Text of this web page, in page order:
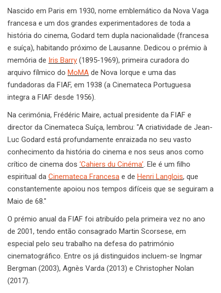
Nascido em Paris em 1930, nome emblemático da Nova Vaga
francesa e um dos grandes experimentadores de toda a
história do cinema, Godard tem dupla nacionalidade (francesa
e suíça), habitando próximo de Lausanne. Dedicou o prémio à
memória de Iris Barry (1895-1969), primeira curadora do
arquivo fílmico do MoMA de Nova Iorque e uma das
fundadoras da FIAF, em 1938 (a Cinemateca Portuguesa
integra a FIAF desde 1956).
Na cerimónia, Frédéric Maire, actual presidente da FIAF e
director da Cinemateca Suíça, lembrou: "A criatividade de Jean-
Luc Godard está profundamente enraizada no seu vasto
conhecimento da história do cinema e nos seus anos como
crítico de cinema dos ‘Cahiers du Cinéma’. Ele é um filho
espiritual da Cinemateca Francesa e de Henri Langlois, que
constantemente apoiou nos tempos difíceis que se seguiram a
Maio de 68."
O prémio anual da FIAF foi atribuído pela primeira vez no ano
de 2001, tendo então consagrado Martin Scorsese, em
especial pelo seu trabalho na defesa do património
cinematográfico. Entre os já distinguidos incluem-se Ingmar
Bergman (2003), Agnès Varda (2013) e Christopher Nolan
(2017).